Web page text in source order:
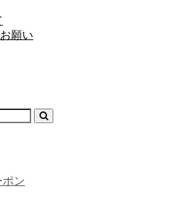
願い
ポン